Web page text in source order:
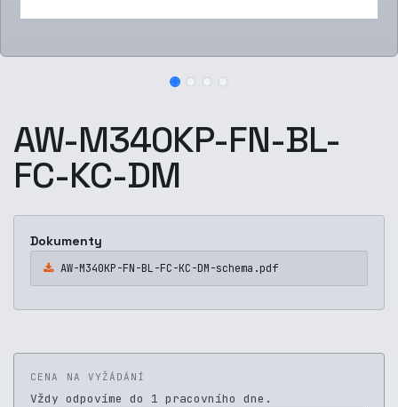
AW-M340KP-FN-BL-
FC-KC-DM
Dokumenty
AW-M340KP-FN-BL-FC-KC-DM-schema.pdf
CENA NA VYŽÁDÁNÍ
Vždy odpovíme do 1 pracovního dne.